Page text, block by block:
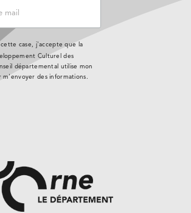
case, j'accepte que la
Culturel des
départemental utilise mon
m'envoyer des informations.